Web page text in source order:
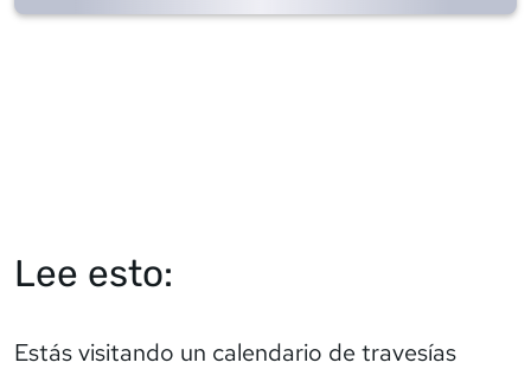
Lee esto:
Estás visitando un calendario de travesías